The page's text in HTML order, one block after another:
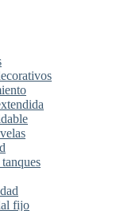
fijo